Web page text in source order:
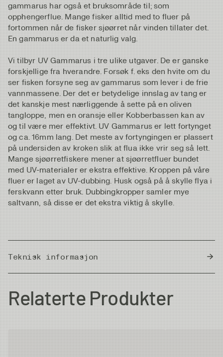
gammarus har også et bruksområde til; som
opphengerflue. Mange fisker alltid med to fluer på
fortommen når de fisker sjøørret når vinden tillater det.
En gammarus er da et naturlig valg.
Vi tilbyr UV Gammarus i tre ulike utgaver. De er ganske
forskjellige fra hverandre. Forsøk f. eks den hvite om du
ser fisken forsyne seg av gammarus som lever i de frie
vannmassene. Der det er betydelige innslag av tang er
det kanskje mest nærliggende å sette på en oliven
tangloppe, men en oransje eller Kobberbassen kan av
og til være mer effektivt. UV Gammarus er lett fortynget
og ca. 16mm lang. Det meste av fortyngingen er plassert
på undersiden av kroken slik at flua ikke vrir seg så lett.
Mange sjøørretfiskere mener at sjøørretfluer bundet
med UV-materialer er ekstra effektive. Kroppen på våre
fluer er laget av UV-dubbing. Husk også på å skylle flya i
ferskvann etter bruk. Dubbingkropper samler mye
saltvann, så disse er det ekstra viktig å skylle.
Teknisk informasjon
Country of Origin Thailand
Relaterte Produkter